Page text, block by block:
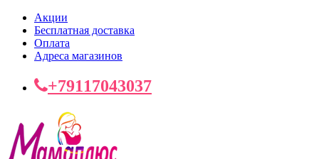
Акции
Бесплатная доставка
Оплата
Адреса магазинов
+79117043037